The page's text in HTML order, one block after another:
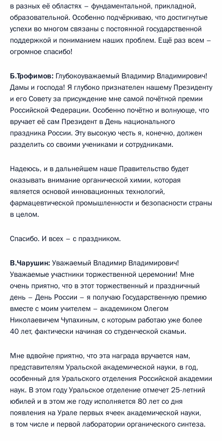
в разных её областях – фундаментальной, прикладной,
образовательной. Особенно подчёркиваю, что достигнутые
успехи во многом связаны с постоянной государственной
поддержкой и пониманием наших проблем. Ещё раз всем –
огромное спасибо!
Б.Трофимов: Глубокоуважаемый Владимир Владимирович!
Дамы и господа! Я глубоко признателен нашему Президенту
и его Совету за присуждение мне самой почётной премии
Российской Федерации. Особенно почётно и волнующе, что
вручает её сам Президент в День национального
праздника России. Эту высокую честь я, конечно, должен
разделить со своими учениками и сотрудниками.
Надеюсь, и в дальнейшем наше Правительство будет
оказывать внимание органической химии, которая
является основой инновационных технологий,
фармацевтической промышленности и безопасности страны
в целом.
Спасибо. И всех – с праздником.
В.Чарушин: Уважаемый Владимир Владимирович!
Уважаемые участники торжественной церемонии! Мне
очень приятно, что в этот торжественный и праздничный
день – День России – я получаю Государственную премию
вместе с моим учителем – академиком Олегом
Николаевичем Чупахиным, с которым работаю уже более
40 лет, фактически начиная со студенческой скамьи.
Мне вдвойне приятно, что эта награда вручается нам,
представителям Уральской академической науки, в год,
особенный для Уральского отделения Российской академии
наук. В этом году Уральское отделение отмечет 25-летний
юбилей и в этом же году исполняется 80 лет со дня
появления на Урале первых ячеек академической науки,
в том числе и первой лаборатории органического синтеза.